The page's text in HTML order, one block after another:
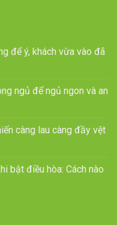
để ý, khách vừa vào đã
ngủ để ngủ ngon và an
càng lau càng đầy vệt
bật điều hòa: Cách nào